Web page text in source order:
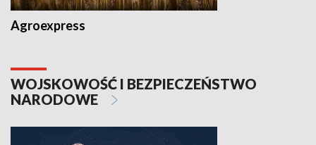
Agroexpress
WOJSKOWOŚĆ I BEZPIECZEŃSTWO
NARODOWE